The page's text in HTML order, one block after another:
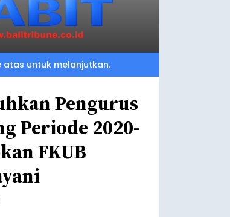
atas untuk melanjutkan.
Pengurus
Periode 2020-
FKUB